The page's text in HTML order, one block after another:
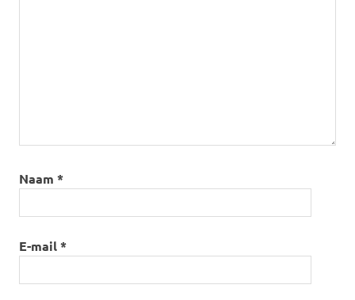
Naam *
E-mail*